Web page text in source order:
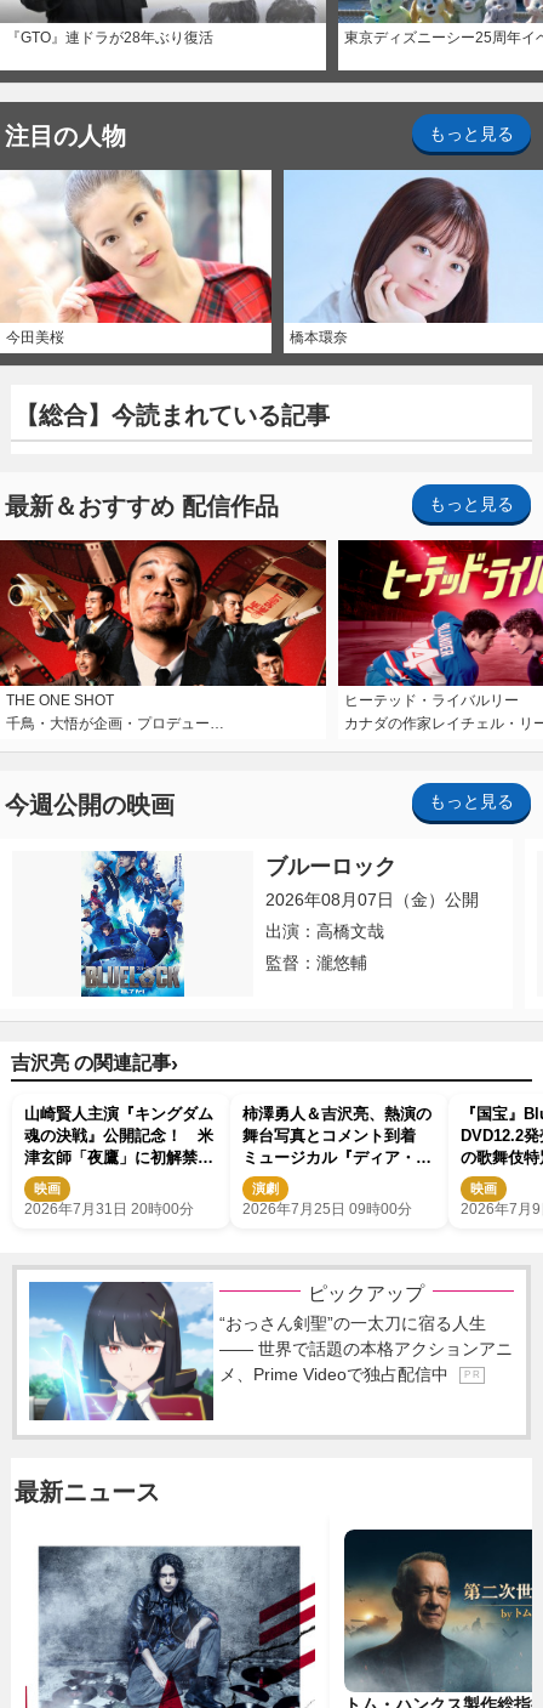
『GTO』連ドラが28年ぶり復活 東京ディズニーシー25周年イ
注目の人物 もっと見る
今田美桜 橋本環奈
【総合】今読まれている記事
最新＆おすすめ 配信作品 もっと見る
THE ONE SHOT
千鳥・大悟が企画・プロデュー…
ヒーテッド・ライバルリー
カナダの作家レイチェル・リ
今週公開の映画 もっと見る
ブルーロック
2026年08月07日（金）公開
出演：高橋文哉
監督：瀧悠輔
吉沢亮 の関連記事›
山崎賢人主演『キングダム
魂の決戦』公開記念！ 米
津玄師「夜鷹」に初解禁の
本編映像を使用したPV到
着
映画
2026年7月31日 20時00分
柿澤勇人＆吉沢亮、熱演の
舞台写真とコメント到着
ミュージカル『ディア・エ
ヴァン・ハンセン』開幕
演劇
2026年7月25日 09時00分
『国宝』
DVD12.2
の歌舞伎
ーンなど
映画
2026年7月
ピックアップ
“おっさん剣聖”の一太刀に宿る人生
―― 世界で話題の本格アクションアニ
メ、Prime Videoで独占配信中
P R
最新ニュース